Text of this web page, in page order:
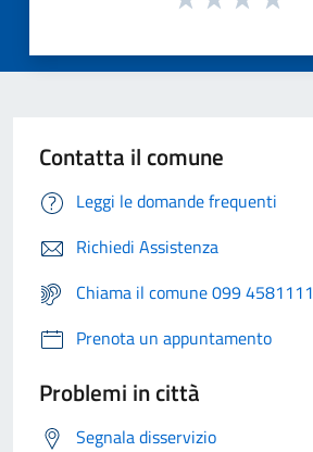
Contatta il comune
Leggi le domande frequenti
Richiedi Assistenza
Chiama il comune 099 4581111
Prenota un appuntamento
Problemi in città
Segnala disservizio